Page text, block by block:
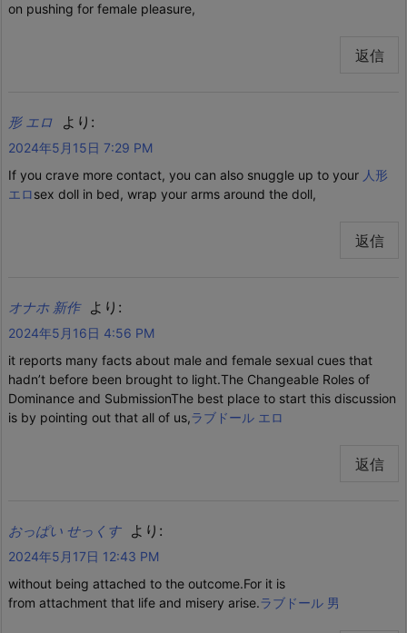
on pushing for female pleasure,
返信
形 エロ より:
2024年5月15日 7:29 PM
If you crave more contact, you can also snuggle up to your 人形
エロsex doll in bed, wrap your arms around the doll,
返信
オナホ 新作 より:
2024年5月16日 4:56 PM
it reports many facts about male and female sexual cues that
hadn’t before been brought to light.The Changeable Roles of
Dominance and SubmissionThe best place to start this discussion
is by pointing out that all of us,ラブドール エロ
返信
おっぱい せっくす より:
2024年5月17日 12:43 PM
without being attached to the outcome.For it is
from attachment that life and misery arise.ラブドール 男